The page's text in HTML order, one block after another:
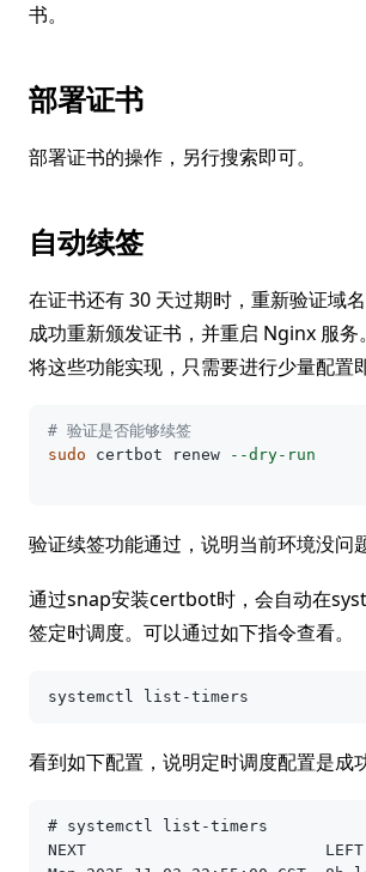
书。
部署证书
部署证书的操作，另行搜索即可。
自动续签
在证书还有 30 天过期时，重新验证域
成功重新颁发证书，并重启 Nginx 服务
将这些功能实现，只需要进行少量配置
# 验证是否能够续签
sudo certbot renew --dry-run
验证续签功能通过，说明当前环境没问题
通过snap安装certbot时，会自动在
签定时调度。可以通过如下指令查看。
看到如下配置，说明定时调度配置是成
# systemctl list-timers
NEXT